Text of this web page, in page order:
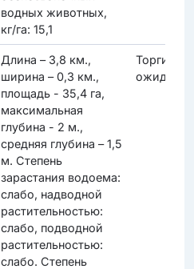
водных животных,
кг/га: 15,1
Длина – 3,8 км.,
ширина – 0,3 км.,
площадь - 35,4 га,
максимальная
глубина - 2 м.,
средняя глубина – 1,5
м. Степень
зарастания водоема:
слабо, надводной
растительностью:
слабо, подводной
растительностью:
слабо. Степень
Торги